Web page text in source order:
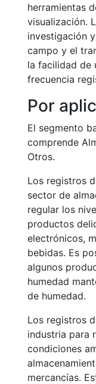
herramientas
visualización.
investigación
campo y el
la facilidad de
frecuencia
Por
El segmento
comprende
Otros.
Los registros
sector de
regular los
productos
electrónicos,
bebidas. Es
algunos
humedad
de humedad.
Los registros
industria para
condiciones
mercancías.